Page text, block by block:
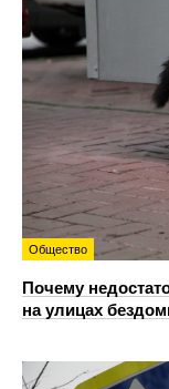
Общество
Почему
на улицах